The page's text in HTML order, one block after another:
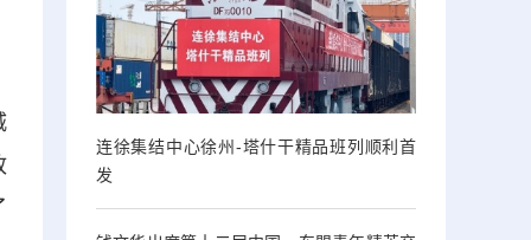
连徐集结中心徐州-塔什干精品班列顺利首
发